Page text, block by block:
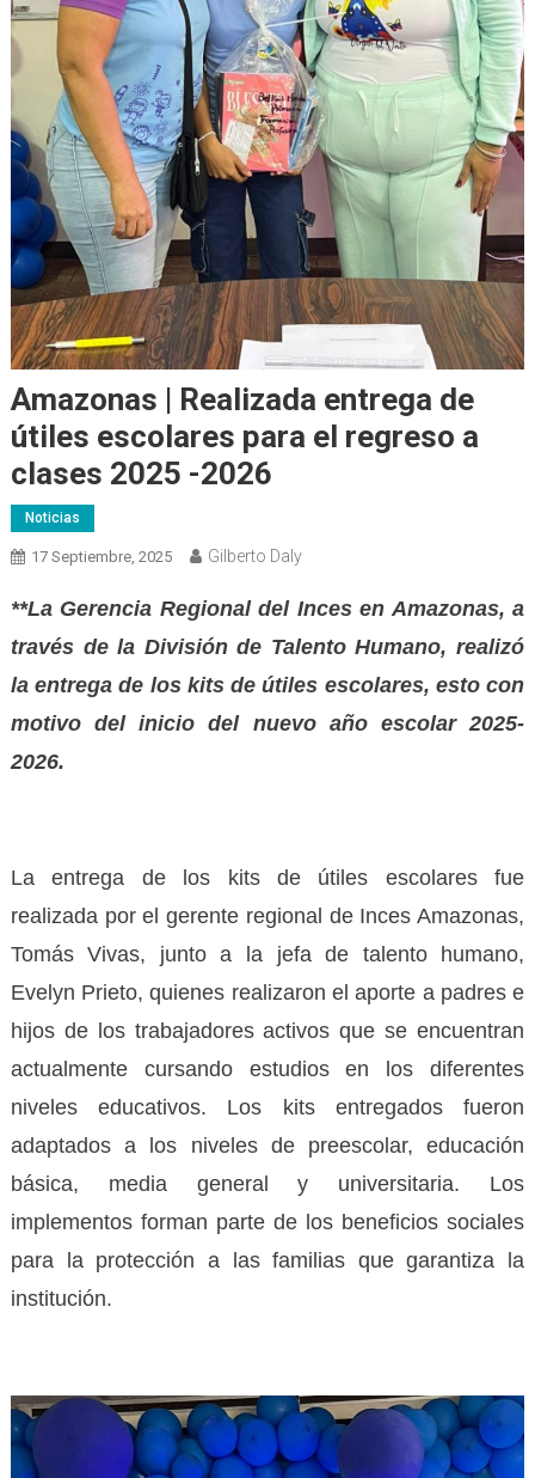
Amazonas | Realizada entrega de
útiles escolares para el regreso a
clases 2025 -2026
Noticias
17 Septiembre, 2025 Gilberto Daly
**La Gerencia Regional del Inces en Amazonas, a
través de la División de Talento Humano, realizó
la entrega de los kits de útiles escolares, esto con
motivo del inicio del nuevo año escolar 2025-
2026.
La entrega de los kits de útiles escolares fue
realizada por el gerente regional de Inces Amazonas,
Tomás Vivas, junto a la jefa de talento humano,
Evelyn Prieto, quienes realizaron el aporte a padres e
hijos de los trabajadores activos que se encuentran
actualmente cursando estudios en los diferentes
niveles educativos. Los kits entregados fueron
adaptados a los niveles de preescolar, educación
básica, media general y universitaria. Los
implementos forman parte de los beneficios sociales
para la protección a las familias que garantiza la
institución.